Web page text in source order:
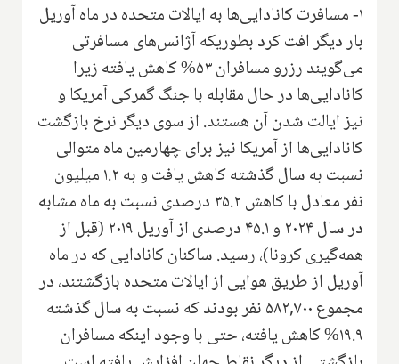
۱- مسافرت کانادایی‌ها به ایالات متحده در ماه آوریل
بار دیگر افت کرد بطوریکه آژانس‌های مسافرتی
می‌گویند رزرو مسافران ۵۳% کاهش یافته زیرا
کانادایی‌ها در حال مقابله با جنگ گمرکی آمریکا و
نیز ایالت شدن آن هستند. از سوی دیگر نرخ بازگشت
کانادایی‌ها از آمریکا نیز برای چهارمین ماه متوالی
نسبت به سال گذشته کاهش یافت و به ۱.۲ میلیون
نفر معادل با کاهش ۳۵.۲ درصدی نسبت به ماه مشابه
در سال ۲۰۲۴ و ۴۵.۱ درصدی از آوریل ۲۰۱۹ (قبل از
همه‌گیری کرونا)، رسید. ساکنان کانادایی که در ماه
آوریل از طریق هوایی از ایالات متحده بازگشتند، در
مجموع ۵۸۲,۷۰۰ نفر بودند که نسبت به سال گذشته
۱۹.۹% کاهش یافته، حتی با وجود اینکه مسافران